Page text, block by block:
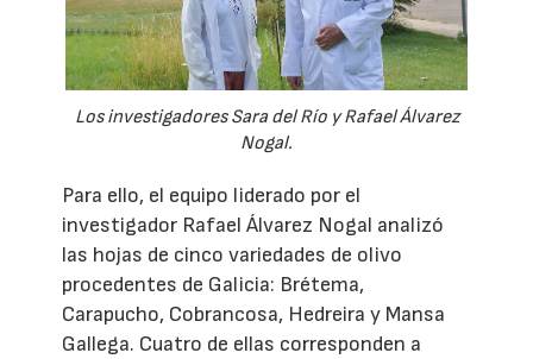
Los investigadores Sara del Río y Rafael Álvarez
Nogal.
Para ello, el equipo liderado por el
investigador Rafael Álvarez Nogal analizó
las hojas de cinco variedades de olivo
procedentes de Galicia: Brétema,
Carapucho, Cobrancosa, Hedreira y Mansa
Gallega. Cuatro de ellas corresponden a